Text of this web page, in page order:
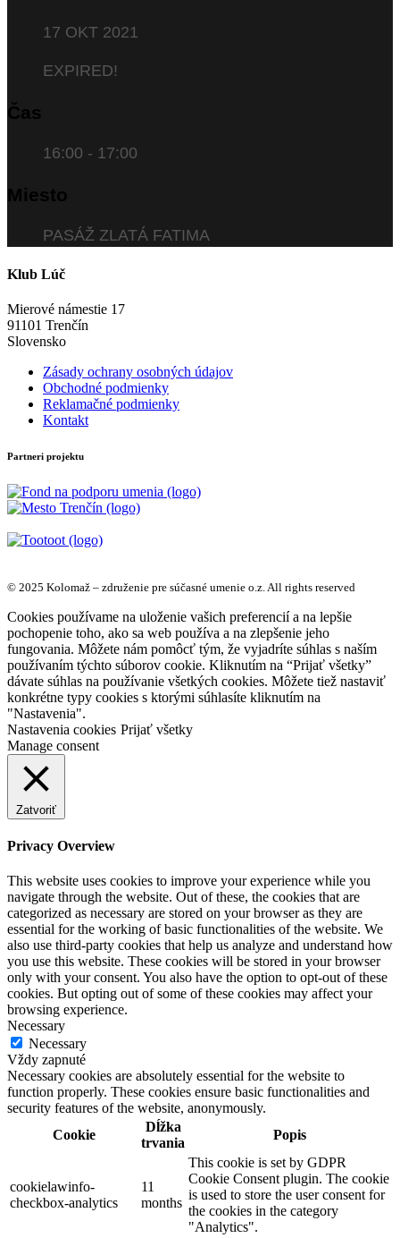
17 OKT 2021
EXPIRED!
Čas
16:00 - 17:00
Miesto
PASÁŽ ZLATÁ FATIMA
Klub Lúč
Mierové námestie 17
91101 Trenčín
Slovensko
Zásady ochrany osobných údajov
Obchodné podmienky
Reklamačné podmienky
Kontakt
Partneri projektu
© 2025 Kolomaž – združenie pre súčasné umenie o.z. All rights reserved
Cookies používame na uloženie vašich preferencií a na lepšie
pochopenie toho, ako sa web používa a na zlepšenie jeho
fungovania. Môžete nám pomôcť tým, že vyjadríte súhlas s naším
používaním týchto súborov cookie. Kliknutím na “Prijať všetky”
dávate súhlas na používanie všetkých cookies. Môžete tiež nastaviť
konkrétne typy cookies s ktorými súhlasíte kliknutím na
"Nastavenia".
Nastavenia cookies Prijať všetky
Manage consent
Zatvoriť
Privacy Overview
This website uses cookies to improve your experience while you
navigate through the website. Out of these, the cookies that are
categorized as necessary are stored on your browser as they are
essential for the working of basic functionalities of the website. We
also use third-party cookies that help us analyze and understand how
you use this website. These cookies will be stored in your browser
only with your consent. You also have the option to opt-out of these
cookies. But opting out of some of these cookies may affect your
browsing experience.
Necessary
Necessary
Vždy zapnuté
Necessary cookies are absolutely essential for the website to
function properly. These cookies ensure basic functionalities and
security features of the website, anonymously.
Cookie
Dĺžka
trvania
Popis
cookielawinfo-
checkbox-analytics
11
months
This cookie is set by GDPR
Cookie Consent plugin. The cookie
is used to store the user consent for
the cookies in the category
"Analytics".